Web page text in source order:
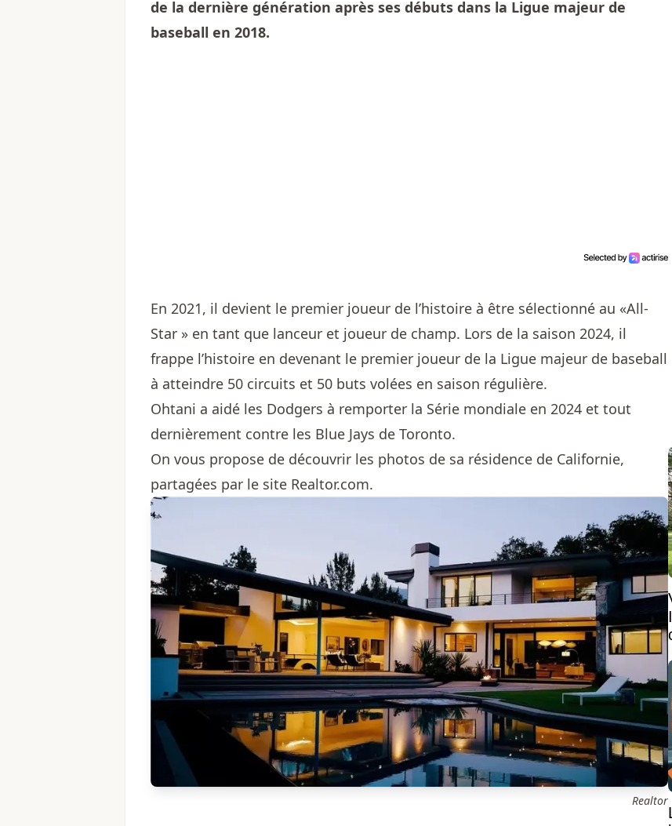
de la dernière génération après ses débuts dans la Ligue majeur de
baseball en 2018.
En 2021, il devient le premier joueur de l’histoire à être sélectionné au «All-
Star » en tant que lanceur et joueur de champ. Lors de la saison 2024, il
frappe l’histoire en devenant le premier joueur de la Ligue majeur de baseball
à atteindre 50 circuits et 50 buts volées en saison régulière.
Ohtani a aidé les Dodgers à remporter la Série mondiale en 2024 et tout
dernièrement contre les Blue Jays de Toronto.
On vous propose de découvrir les photos de sa résidence de Californie,
partagées par le site Realtor.com.
Realtor